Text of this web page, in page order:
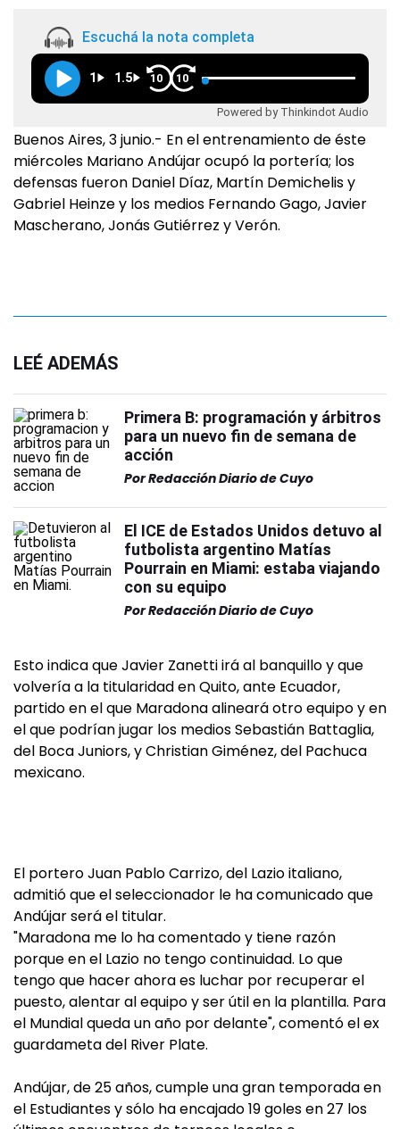
Escuchá la nota completa
1 1.5 10 10
Powered by Thinkindot Audio
Buenos Aires, 3 junio.- En el entrenamiento de éste
miércoles Mariano Andújar ocupó la portería; los
defensas fueron Daniel Díaz, Martín Demichelis y
Gabriel Heinze y los medios Fernando Gago, Javier
Mascherano, Jonás Gutiérrez y Verón.
LEÉ ADEMÁS
Primera B: programación y árbitros
para un nuevo fin de semana de
acción
PorRedacción Diario de Cuyo
El ICE de Estados Unidos detuvo al
futbolista argentino Matías
Pourrain en Miami: estaba viajando
con su equipo
PorRedacción Diario de Cuyo
Esto indica que Javier Zanetti irá al banquillo y que
volvería a la titularidad en Quito, ante Ecuador,
partido en el que Maradona alineará otro equipo y en
el que podrían jugar los medios Sebastián Battaglia,
del Boca Juniors, y Christian Giménez, del Pachuca
mexicano.
El portero Juan Pablo Carrizo, del Lazio italiano,
admitió que el seleccionador le ha comunicado que
Andújar será el titular.
"Maradona me lo ha comentado y tiene razón
porque en el Lazio no tengo continuidad. Lo que
tengo que hacer ahora es luchar por recuperar el
puesto, alentar al equipo y ser útil en la plantilla. Para
el Mundial queda un año por delante", comentó el ex
guardameta del River Plate.
Andújar, de 25 años, cumple una gran temporada en
el Estudiantes y sólo ha encajado 19 goles en 27 los